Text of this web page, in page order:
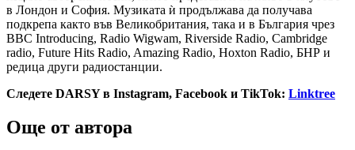
в Лондон и София. Музиката ѝ продължава да получава
подкрепа както във Великобритания, така и в България чрез
BBC Introducing, Radio Wigwam, Riverside Radio, Cambridge
radio, Future Hits Radio, Amazing Radio, Hoxton Radio, БНР и
редица други радиостанции.
Следете DARSY в Instagram, Facebook и TikTok: Linktree
Още от автора